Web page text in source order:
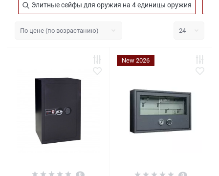
Элитные сейфы для оружия на 4 единицы оружия
0
New 2026
0